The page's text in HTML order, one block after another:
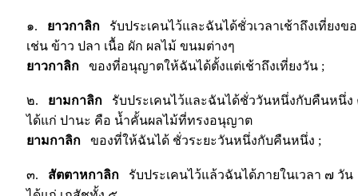
๑. ยาวกาลิก รับประเคนไว้และฉันได้ชั่วเวลาเช้าถึงเที่ยงข
เช่น ข้าว ปลา เนื้อ ผัก ผลไม้ ขนมต่างๆ
ยาวกาลิก ของที่อนุญาตให้ฉันได้ตั้งแต่เช้าถึงเที่ยงวัน ;
๒. ยามกาลิก รับประเคนไว้และฉันได้ชั่ววันหนึ่งกับคืนหนึ่
ได้แก่ ปานะ คือ น้ำคั้นผลไม้ที่ทรงอนุญาต
ยามกาลิก
ของที่ให้ฉันได้ ชั่วระยะวันหนึ่งกับคืนหนึ่ง ;
๓. สัตตาหกาลิก รับประเคนไว้แล้วฉันได้ภายในเวลา ๗ วัน